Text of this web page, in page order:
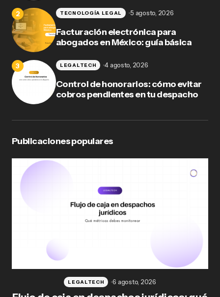
Facturación electrónica para
abogados en México: guía básica
TECNOLOGÍA LEGAL 5 agosto, 2026
Control de honorarios: cómo evitar
cobros pendientes en tu despacho
LEGALTECH 4 agosto, 2026
Publicaciones populares
LEGALTECH 6 agosto, 2026